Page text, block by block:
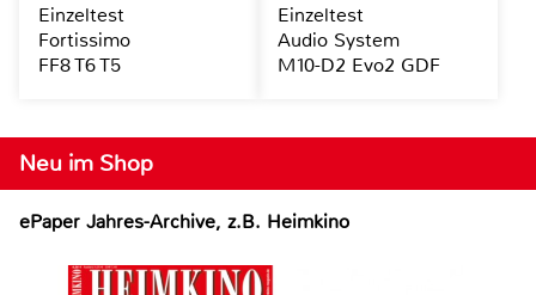
Neu im Shop
ePaper Jahres-Archive, z.B. Heimkino
Einzeltest
Fortissimo
FF8 T6 T5
Einzeltest
Audio System
M10-D2 Evo2 GDF